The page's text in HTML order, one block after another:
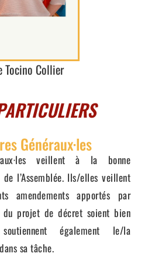
Tocino Collier
Généraux·les
veillent à la bonne
l’Assemblée. Ils/elles veillent
amendements apportés par
du projet de décret soient bien
également le/la
sa tâche.